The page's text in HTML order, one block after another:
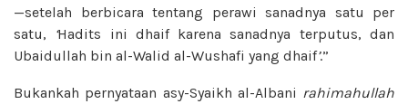
—setelah berbicara tentang perawi sanadnya satu per
satu, ‘Hadits ini dhaif karena sanadnya terputus, dan
Ubaidullah bin al-Walid al-Wushafi yang dhaif’.”
Bukankah pernyataan asy-Syaikh al-Albani rahimahullah